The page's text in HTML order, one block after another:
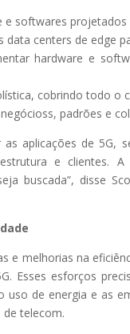
softwares
centers de edge
hardware e
cobrindo todo o
padrões e
aplicações de 5G,
e clientes.
buscada”, disse
e melhorias na
Esses esforços
de energia e as
telecom.